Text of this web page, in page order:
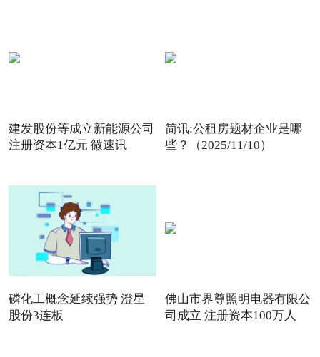
建发股份等成立新能源公司
注册资本1亿元 微速讯
简讯:公租房题材企业是哪
些？（2025/11/10）
磷化工概念延续强势 澄星
股份3连板
佛山市界尊照明电器有限公
司成立 注册资本100万人